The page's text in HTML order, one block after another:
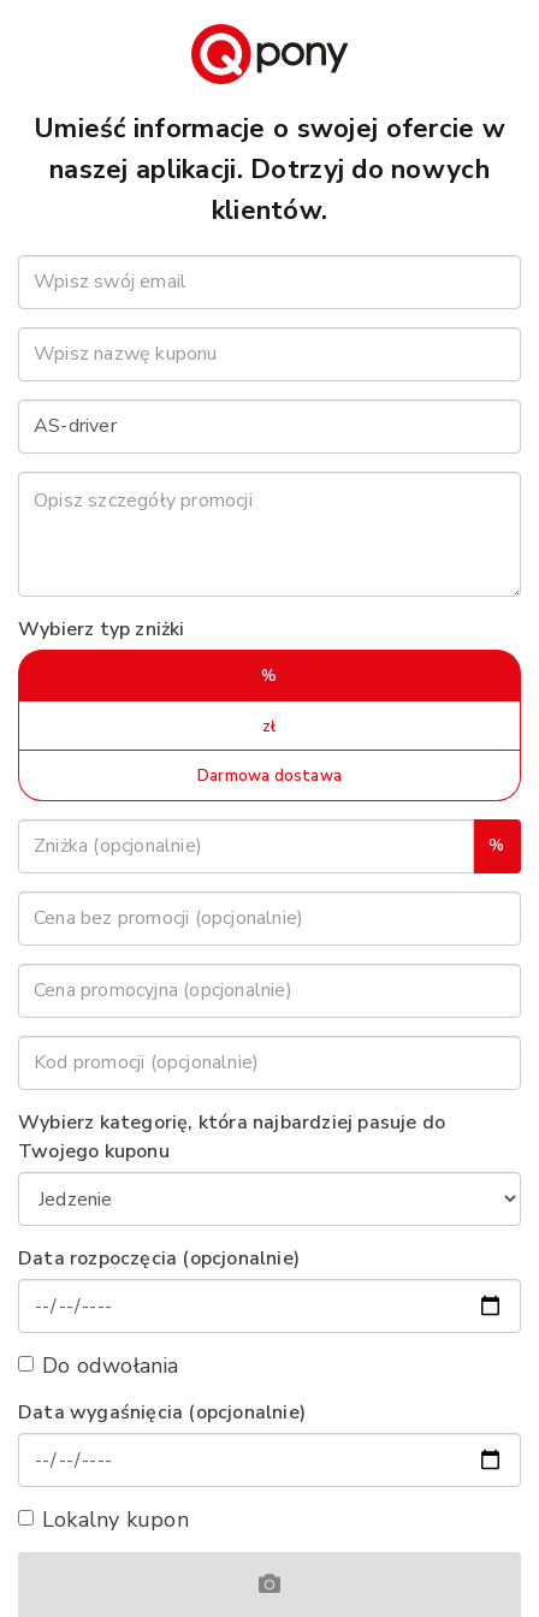
Umieść informacje o swojej ofercie w
naszej aplikacji. Dotrzyj do nowych
klientów.
Wybierz typ zniżki
%
zł
Darmowa dostawa
%
Wybierz kategorię, która najbardziej pasuje do
Twojego kuponu
Data rozpoczęcia (opcjonalnie)
Do odwołania
Data wygaśnięcia (opcjonalnie)
Lokalny kupon